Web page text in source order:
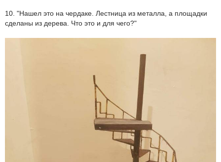
10. "Нашел это на чердаке. Лестница из металла, а площадки
сделаны из дерева. Что это и для чего?"